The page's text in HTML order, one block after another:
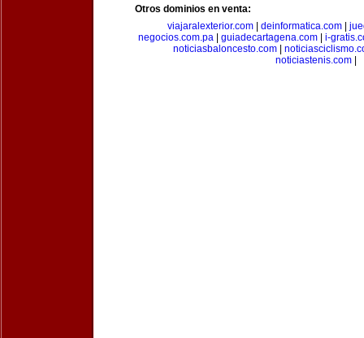
Otros dominios en venta:
viajaralexterior.com| deinformatica.com|
negocios.com.pa| guiadecartagena.com| i-
noticiasbaloncesto.com
noticiastenis.com